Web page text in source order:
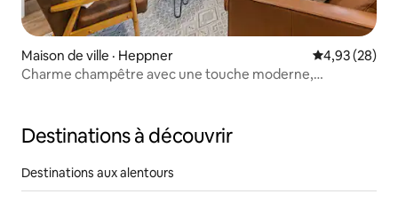
Maison de ville · Heppner Note
4,93 (28)
Charme champêtre avec une touche moderne,
Destinations à découvrir
Destinations aux alentours